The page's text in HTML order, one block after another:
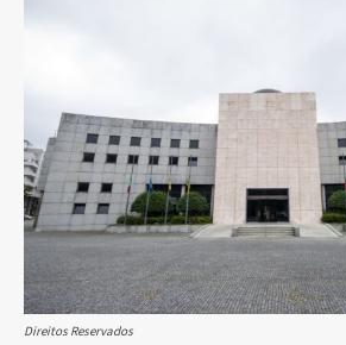
Direitos Reservados